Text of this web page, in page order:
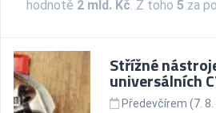
hodnotě 2 mld. Kč. Z toho 5 za
Střížné
universálních
Předevčírem (7.